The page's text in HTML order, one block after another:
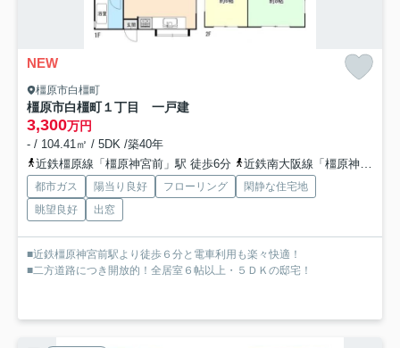
NEW
橿原市白橿町
橿原市白橿町１丁目 一戸建
3,300万円
- / 104.41㎡ / 5DK /築40年
近鉄橿原線「橿原神宮前」駅 徒歩6分
近鉄南大阪線「橿原神宮前」駅 徒歩6分
都市ガス 陽当り良好 フローリング
閑静な住宅地
眺望良好
出窓
■近鉄橿原神宮前駅より徒歩６分と電車利用も楽々快適！
■二方道路につき開放的！全居室６帖以上・５ＤＫの邸宅！